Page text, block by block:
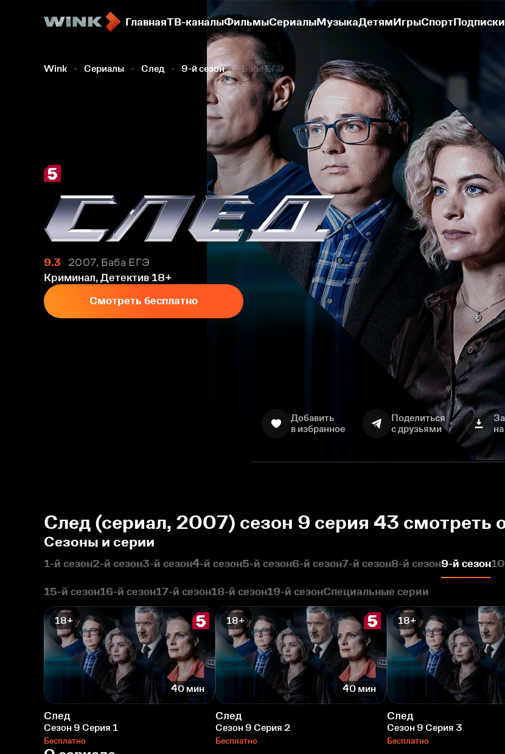
ГлавнаяТВ-каналыФильмыСериалыМузыкаДетямИгрыСпортПодписки
Wink Сериалы След 9-й сезон Баба ЕГЭ
9.3
2007, Баба ЕГЭ
Криминал, Детектив 18+
Смотреть бесплатно
Добавить
в избранное
Поделиться
с друзьями
След (сериал, 2007) сезон 9 серия 43 смотреть
Сезоны и серии
1-й сезон2-й сезон3-й сезон4-й сезон5-й сезон6-й сезон7-й сезон8-й сезон9-й сезон
15-й сезон16-й сезон17-й сезон18-й сезон19-й сезонСпециальные серии
18+
40 мин
След
Сезон 9 Серия 1
Бесплатно
18+
40 мин
След
Сезон 9 Серия 2
Бесплатно
18+
След
Сезон 9 Серия 3
Бесплатно